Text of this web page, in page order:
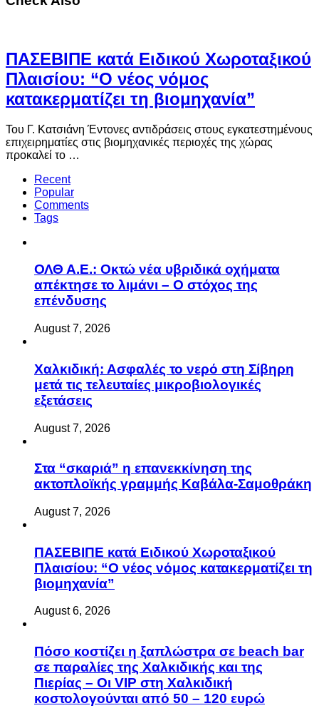
ΠΑΣΕΒΙΠΕ κατά Ειδικού Χωροταξικού
Πλαισίου: “Ο νέος νόμος
κατακερματίζει τη βιομηχανία”
Του Γ. Κατσιάνη Έντονες αντιδράσεις στους εγκατεστημένους
επιχειρηματίες στις βιομηχανικές περιοχές της χώρας
προκαλεί το …
Recent
Popular
Comments
Tags
ΟΛΘ Α.Ε.: Οκτώ νέα υβριδικά οχήματα
απέκτησε το λιμάνι – Ο στόχος της
επένδυσης
August 7, 2026
Χαλκιδική: Ασφαλές το νερό στη Σίβηρη
μετά τις τελευταίες μικροβιολογικές
εξετάσεις
August 7, 2026
Στα “σκαριά” η επανεκκίνηση της
ακτοπλοϊκής γραμμής Καβάλα-Σαμοθράκη
August 7, 2026
ΠΑΣΕΒΙΠΕ κατά Ειδικού Χωροταξικού
Πλαισίου: “Ο νέος νόμος κατακερματίζει τη
βιομηχανία”
August 6, 2026
Πόσο κοστίζει η ξαπλώστρα σε beach bar
σε παραλίες της Χαλκιδικής και της
Πιερίας – Οι VIP στη Χαλκιδική
κοστολογούνται από 50 – 120 ευρώ